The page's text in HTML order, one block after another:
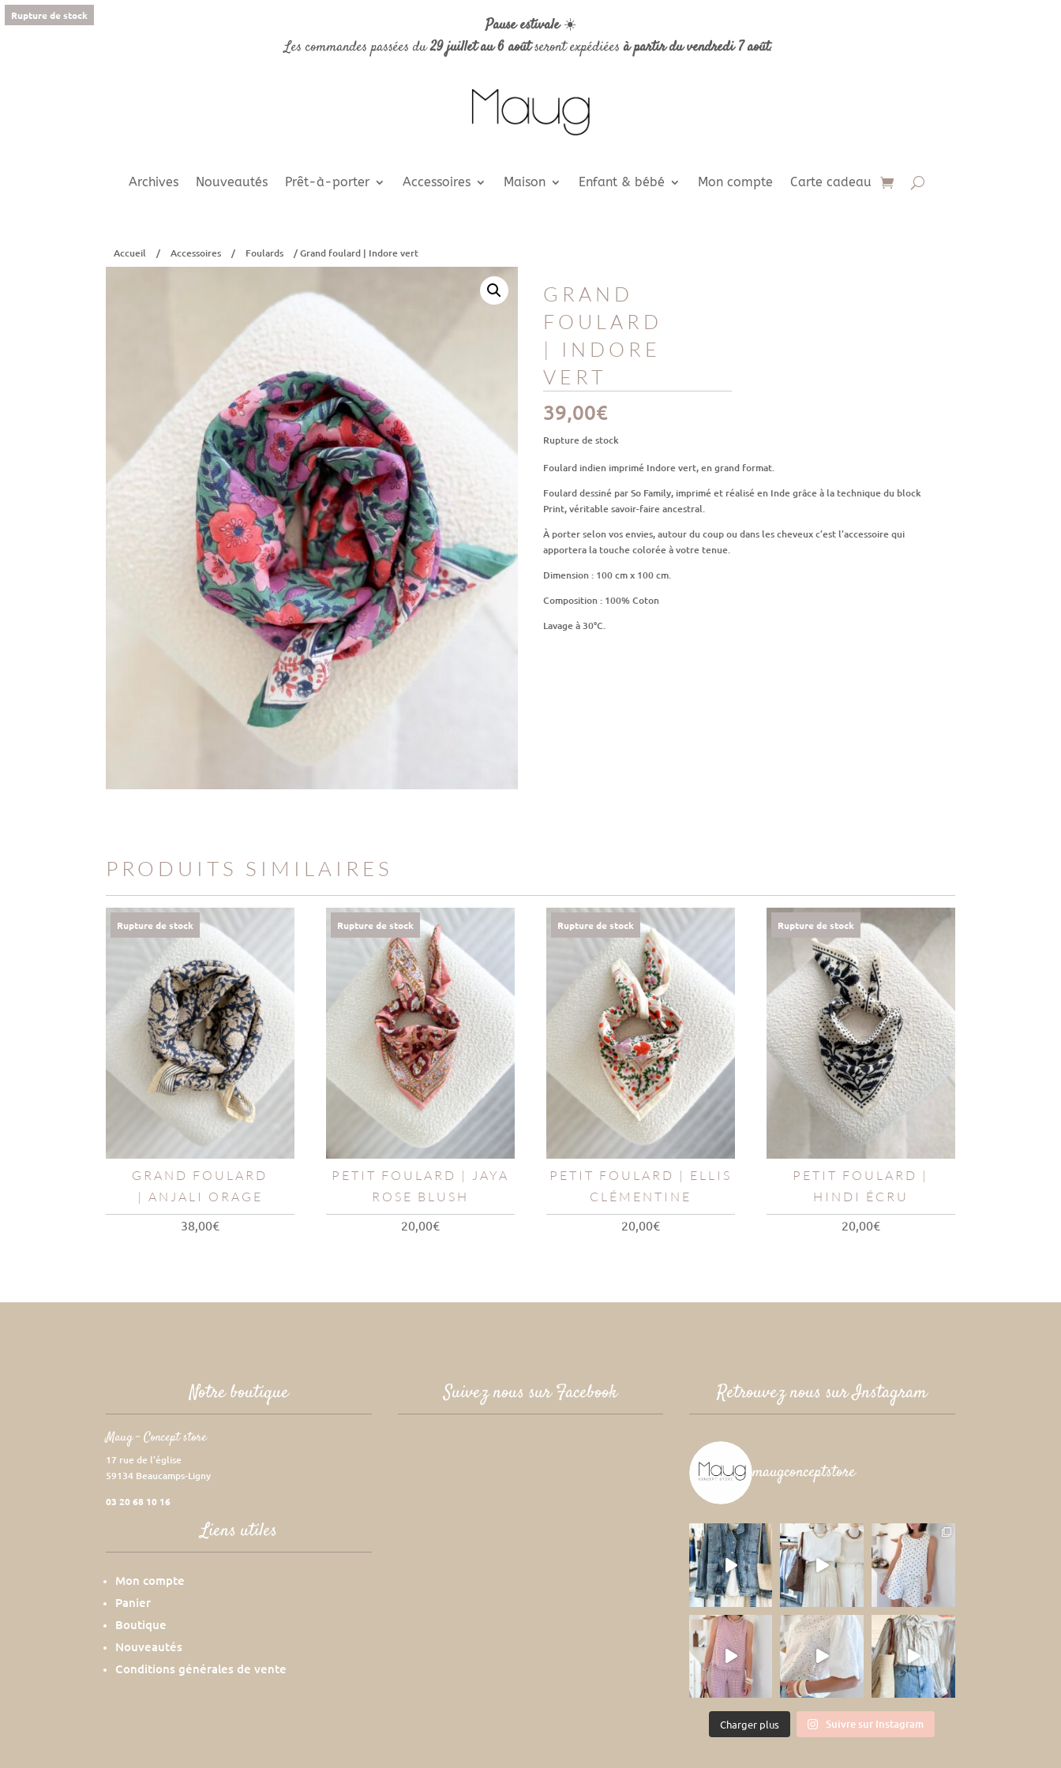
Pause estivale☀️
Les commandes passées du29 juillet au 6 aoûtseront expédiéesà partir du vendredi 7 août.
Archives Nouveautés Prêt-à-porter Accessoires Maison Enfant & bébé Mon compte Carte cadeau
Rupture de stock
Accueil / Accessoires / Foulards / Grand foulard | Indore vert
GRAND
FOULARD
| INDORE
VERT
39,00€
Rupture de stock
Foulard indien imprimé Indore vert, en grand format.
Foulard dessiné par So Family, imprimé et réalisé en Inde grâce à la technique du block
Print, véritable savoir-faire ancestral.
À porter selon vos envies, autour du coup ou dans les cheveux c’est l’accessoire qui
apportera la touche colorée à votre tenue.
Dimension : 100 cm x 100 cm.
Composition : 100% Coton
Lavage à 30°C.
PRODUITS SIMILAIRES
Rupture de stock
GRAND FOULARD
| ANJALI ORAGE
38,00€
Rupture de stock
PETIT FOULARD | JAYA
ROSE BLUSH
20,00€
Rupture de stock
PETIT FOULARD | ELLIS
CLÉMENTINE
20,00€
Rupture de stock
PETIT FOULARD |
HINDI ÉCRU
20,00€
Notre boutique
Maug – Concept store
17 rue de l’église
59134 Beaucamps-Ligny
03 20 68 10 16
Liens utiles
Mon compte
Panier
Boutique
Nouveautés
Conditions générales de vente
Suivez nous sur Facebook Retrouvez nous sur Instagram
maugconceptstore
Charger plus Suivre sur Instagram